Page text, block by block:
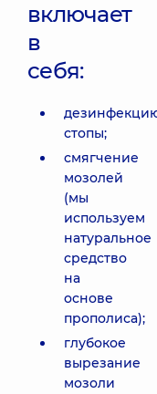
включает
в
себя:
стопы;
смягчение
мозолей
(мы
используем
натуральное
средство
на
основе
прополиса);
глубокое
вырезание
мозоли